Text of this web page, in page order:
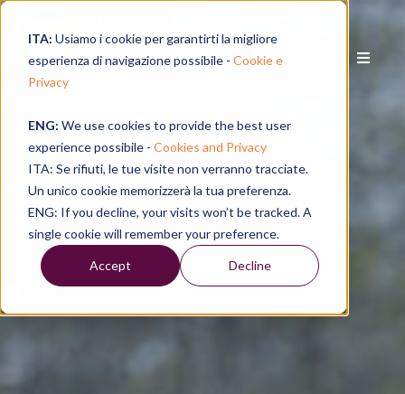
ITA: Usiamo i cookie per garantirti la migliore
esperienza di navigazione possibile - Cookie e
Privacy
ENG: We use cookies to provide the best user
experience possibile - Cookies and Privacy
ITA: Se rifiuti, le tue visite non verranno tracciate.
Un unico cookie memorizzerà la tua preferenza.
ENG: If you decline, your visits won’t be tracked. A
single cookie will remember your preference.
Accept Decline